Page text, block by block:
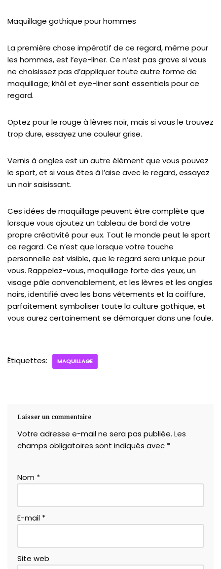
Maquillage gothique pour hommes
La première chose impératif de ce regard, même pour
les hommes, est l’eye-liner. Ce n’est pas grave si vous
ne choisissez pas d’appliquer toute autre forme de
maquillage; khôl et eye-liner sont essentiels pour ce
regard.
Optez pour le rouge à lèvres noir, mais si vous le trouvez
trop dure, essayez une couleur grise.
Vernis à ongles est un autre élément que vous pouvez
le sport, et si vous êtes à l’aise avec le regard, essayez
un noir saisissant.
Ces idées de maquillage peuvent être complète que
lorsque vous ajoutez un tableau de bord de votre
propre créativité pour eux. Tout le monde peut le sport
ce regard. Ce n’est que lorsque votre touche
personnelle est visible, que le regard sera unique pour
vous. Rappelez-vous, maquillage forte des yeux, un
visage pâle convenablement, et les lèvres et les ongles
noirs, identifié avec les bons vêtements et la coiffure,
parfaitement symboliser toute la culture gothique, et
vous aurez certainement se démarquer dans une foule.
Étiquettes: MAQUILLAGE
Laisser un commentaire
Votre adresse e-mail ne sera pas publiée. Les
champs obligatoires sont indiqués avec *
Nom *
E-mail *
Site web